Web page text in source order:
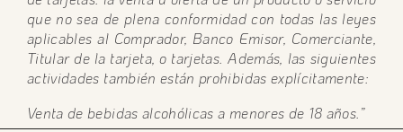
que no sea de plena conformidad con todas las leyes
aplicables al Comprador, Banco Emisor, Comerciante,
Titular de la tarjeta, o tarjetas. Además, las siguientes
actividades también están prohibidas explícitamente:
Venta de bebidas alcohólicas a menores de 18 años.”